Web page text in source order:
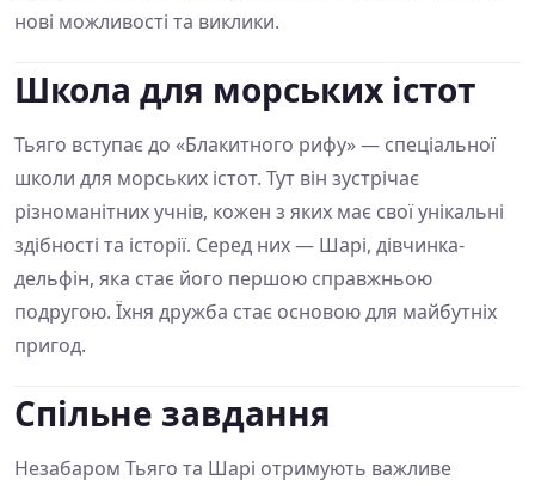
нові можливості та виклики.
Школа для морських істот
Тьяго вступає до «Блакитного рифу» — спеціальної
школи для морських істот. Тут він зустрічає
різноманітних учнів, кожен з яких має свої унікальні
здібності та історії. Серед них — Шарі, дівчинка-
дельфін, яка стає його першою справжньою
подругою. Їхня дружба стає основою для майбутніх
пригод.
Спільне завдання
Незабаром Тьяго та Шарі отримують важливе